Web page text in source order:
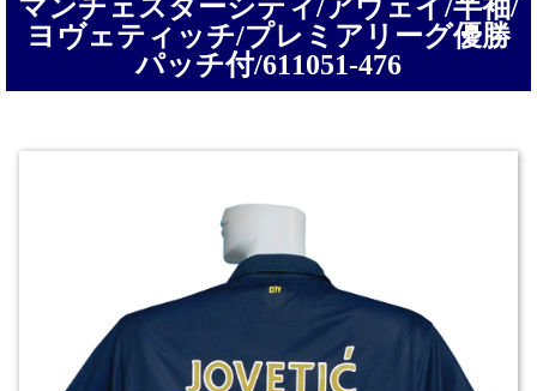
マンチェスターシティ/アウェイ/半袖/
ヨヴェティッチ/プレミアリーグ優勝
パッチ付/611051-476